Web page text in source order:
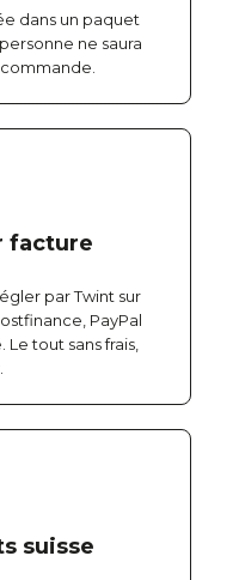
dans un paquet
ne saura
facture
par Twint sur
PayPal
tout sans frais,
suisse